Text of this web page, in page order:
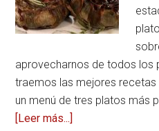
aprovecharnos de todos los
traemos las mejores
un menú de tres platos más
[Leer más...]